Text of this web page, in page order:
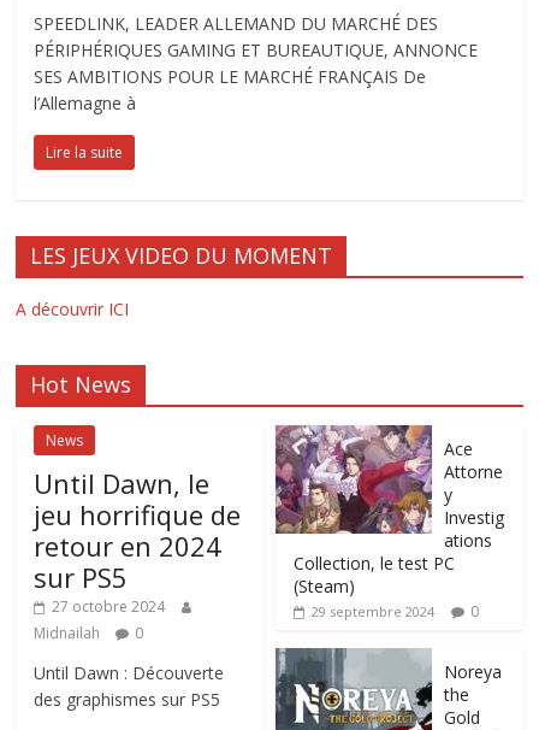
SPEEDLINK, LEADER ALLEMAND DU MARCHÉ DES
PÉRIPHÉRIQUES GAMING ET BUREAUTIQUE, ANNONCE
SES AMBITIONS POUR LE MARCHÉ FRANÇAIS De
l’Allemagne à
Lire la suite
LES JEUX VIDEO DU MOMENT
A découvrir ICI
Hot News
News
Until Dawn, le
jeu horrifique de
retour en 2024
sur PS5
27 octobre 2024
Midnailah
0
Until Dawn : Découverte
des graphismes sur PS5
Ace
Attorne
y
Investig
ations
Collection, le test PC
(Steam)
29 septembre 2024 0
Noreya
the
Gold